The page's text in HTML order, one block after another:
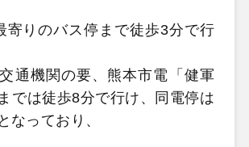
りのバス停まで徒歩3分で行
通機関の要、熊本市電「健軍
では徒歩8分で行け、同電停は
なっており、